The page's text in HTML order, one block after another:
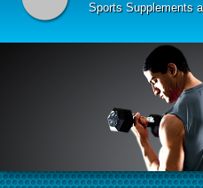
Sports Supplements